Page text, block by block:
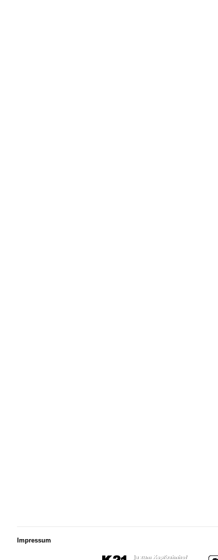
Impressum